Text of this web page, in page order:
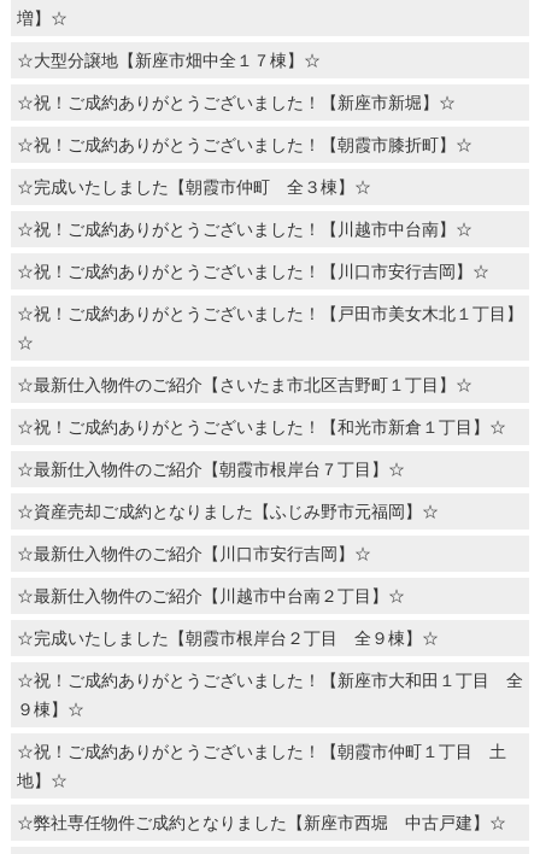
増】☆
☆大型分譲地【新座市畑中全１７棟】☆
☆祝！ご成約ありがとうございました！【新座市新堀】☆
☆祝！ご成約ありがとうございました！【朝霞市膝折町】☆
☆完成いたしました【朝霞市仲町 全３棟】☆
☆祝！ご成約ありがとうございました！【川越市中台南】☆
☆祝！ご成約ありがとうございました！【川口市安行吉岡】☆
☆祝！ご成約ありがとうございました！【戸田市美女木北１丁目】
☆
☆最新仕入物件のご紹介【さいたま市北区吉野町１丁目】☆
☆祝！ご成約ありがとうございました！【和光市新倉１丁目】☆
☆最新仕入物件のご紹介【朝霞市根岸台７丁目】☆
☆資産売却ご成約となりました【ふじみ野市元福岡】☆
☆最新仕入物件のご紹介【川口市安行吉岡】☆
☆最新仕入物件のご紹介【川越市中台南２丁目】☆
☆完成いたしました【朝霞市根岸台２丁目 全９棟】☆
☆祝！ご成約ありがとうございました！【新座市大和田１丁目 全
９棟】☆
☆祝！ご成約ありがとうございました！【朝霞市仲町１丁目 土
地】☆
☆弊社専任物件ご成約となりました【新座市西堀 中古戸建】☆